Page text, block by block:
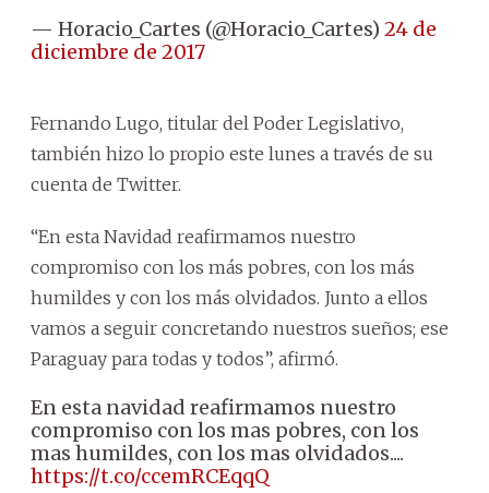
— Horacio_Cartes (@Horacio_Cartes) 24 de
diciembre de 2017
Fernando Lugo, titular del Poder Legislativo,
también hizo lo propio este lunes a través de su
cuenta de Twitter.
“En esta Navidad reafirmamos nuestro
compromiso con los más pobres, con los más
humildes y con los más olvidados. Junto a ellos
vamos a seguir concretando nuestros sueños; ese
Paraguay para todas y todos”, afirmó.
En esta navidad reafirmamos nuestro
compromiso con los mas pobres, con los
mas humildes, con los mas olvidados....
https://t.co/ccemRCEqqQ